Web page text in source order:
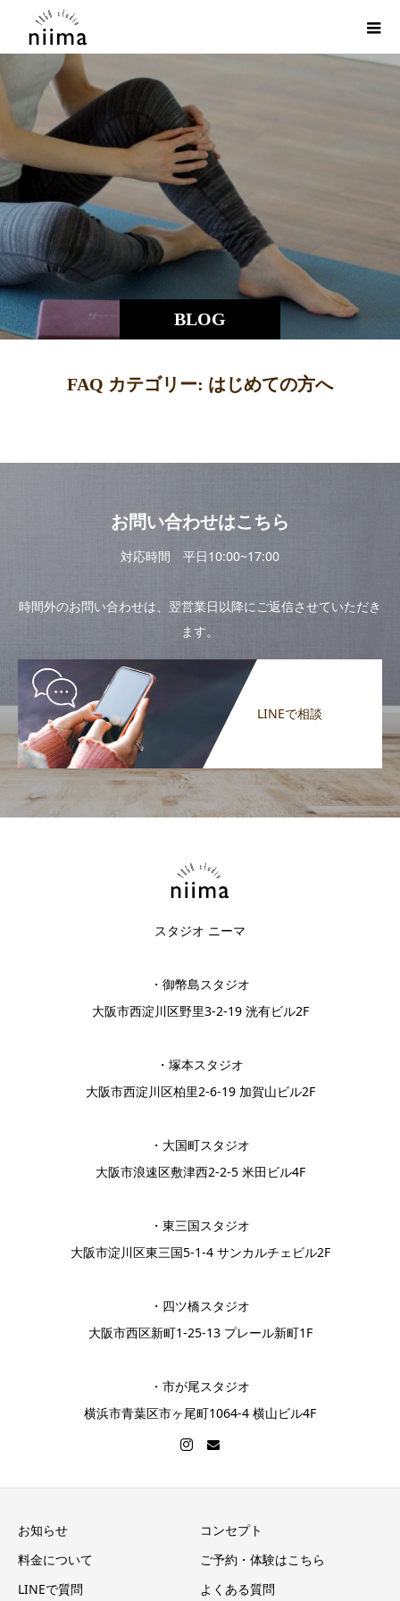
BLOG
FAQ カテゴリー: はじめての方へ
お問い合わせはこちら
対応時間 平日10:00~17:00
時間外のお問い合わせは、翌営業日以降にご返信させていただき
ます。
LINEで相談
スタジオ ニーマ
・御幣島スタジオ
大阪市西淀川区野里3-2-19 洸有ビル2F
・塚本スタジオ
大阪市西淀川区柏里2-6-19 加賀山ビル2F
・大国町スタジオ
大阪市浪速区敷津西2-2-5 米田ビル4F
・東三国スタジオ
大阪市淀川区東三国5-1-4 サンカルチェビル2F
・四ツ橋スタジオ
大阪市西区新町1-25-13 プレール新町1F
・市が尾スタジオ
横浜市青葉区市ヶ尾町1064-4 横山ビル4F
お知らせ
コンセプト
料金について
ご予約・体験はこちら
LINEで質問
よくある質問